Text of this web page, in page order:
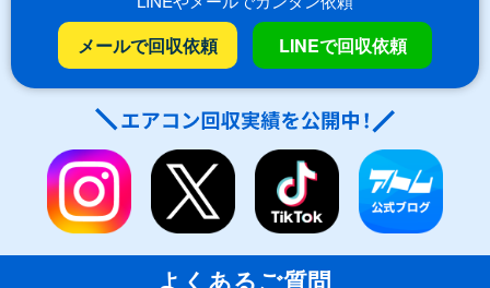
メールで回収依頼 LINEで回収依頼
よくあるご質問